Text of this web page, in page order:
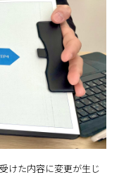
けた内容に変更が生じ